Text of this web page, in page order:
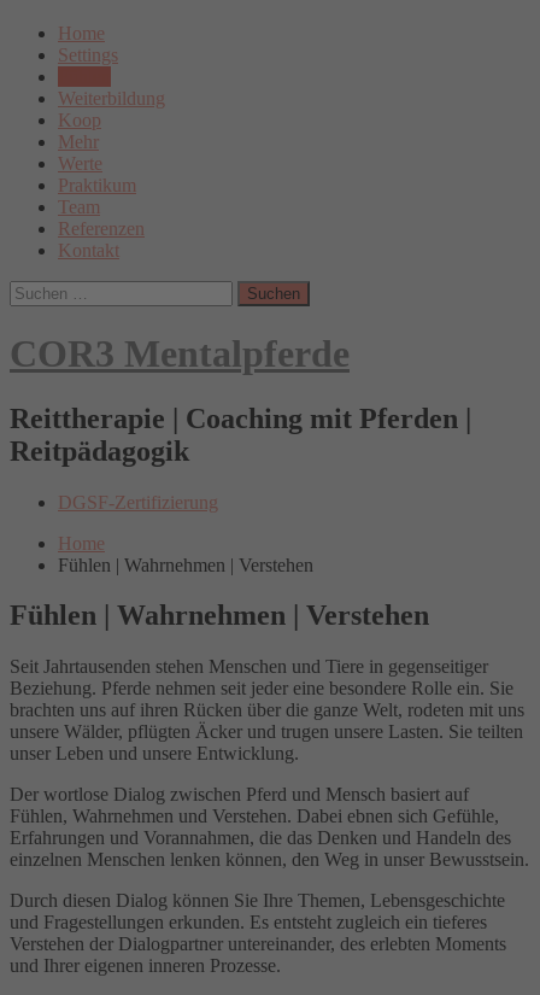
Skip
content
HauptnaviHome
Settings
Weiterbildung
Koop
Mehr
Werte
Praktikum
Team
Referenzen
Kontakt
Suchen
nach:
COR3 Mentalpferde
Reittherapie | Coaching mit Pferden |
Reitpädagogik
DGSF
DGSF-Zertifizierung
Home
Fühlen | Wahrnehmen | Verstehen
Fühlen | Wahrnehmen | Verstehen
Seit Jahrtausenden stehen Menschen und Tiere in gegenseitiger
Beziehung. Pferde nehmen seit jeder eine besondere Rolle ein. Sie
brachten uns auf ihren Rücken über die ganze Welt, rodeten mit uns
unsere Wälder, pflügten Äcker und trugen unsere Lasten. Sie teilten
unser Leben und unsere Entwicklung.
Der wortlose Dialog zwischen Pferd und Mensch basiert auf
Fühlen, Wahrnehmen und Verstehen. Dabei ebnen sich Gefühle,
Erfahrungen und Vorannahmen, die das Denken und Handeln des
einzelnen Menschen lenken können, den Weg in unser Bewusstsein.
Durch diesen Dialog können Sie Ihre Themen, Lebensgeschichte
und Fragestellungen erkunden. Es entsteht zugleich ein tieferes
Verstehen der Dialogpartner untereinander, des erlebten Moments
und Ihrer eigenen inneren Prozesse.